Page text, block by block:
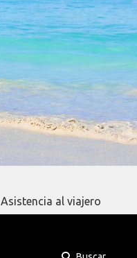
Asistencia al viajero